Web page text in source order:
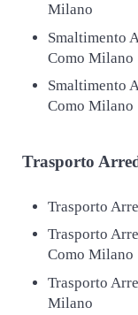
Milano
Smaltimento
Como Milano
Smaltimento
Como Milano
Trasporto
Trasporto
Trasporto
Como Milano
Trasporto
Milano